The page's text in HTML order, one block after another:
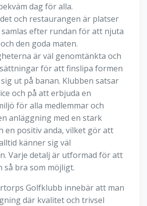
dag för alla.
och restaurangen är platser
efter rundan för att njuta
den goda maten.
är väl genomtänkta och
för att finslipa formen
ut på banan. Klubben satsar
och på att erbjuda en
för alla medlemmar och
anläggning med en stark
en positiv anda, vilket gör att
känner sig väl
Varje detalj är utformad för att
så bra som möjligt.
Golfklubb innebär att man
där kvalitet och trivsel